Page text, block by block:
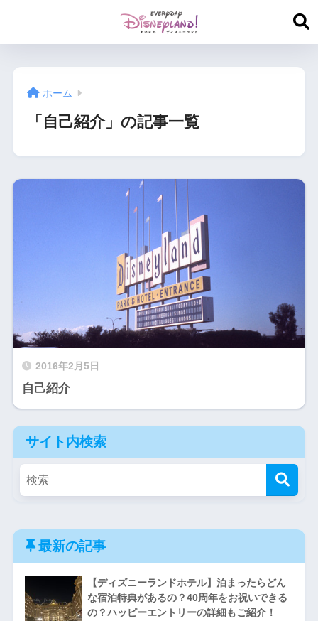
ホーム
「自己紹介」の記事一覧
2016年2月5日
自己紹介
サイト内検索
最新の記事
【ディズニーランドホテル】泊まったらどん
な宿泊特典があるの？40周年をお祝いできる
の？ハッピーエントリーの詳細もご紹介！